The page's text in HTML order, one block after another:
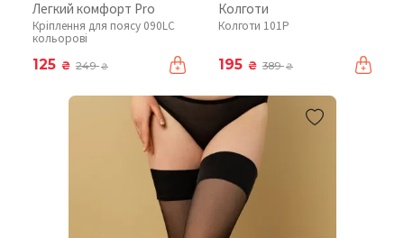
Легкий комфорт Pro
Кріплення для поясу 090LC
кольорові
125 ₴ 249₴
Колготи
Колготи 101P
195 ₴ 389₴